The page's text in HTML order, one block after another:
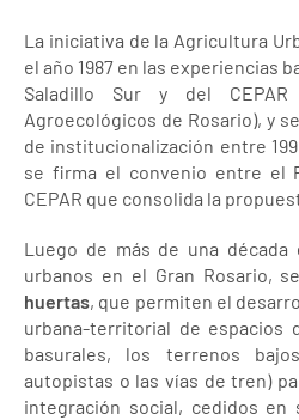
La iniciativa de la Agricultura
el año 1987 en las experiencias
Saladillo Sur y del
Agroecológicos de Rosario), y
de institucionalización entre
se firma el convenio entre el
CEPAR que consolida la
Luego de más de una
urbanos en el Gran Rosario,
huertas, que permiten el
urbana-territorial de espacios
basurales, los terrenos
autopistas o las vías de tren)
integración social, cedidos en